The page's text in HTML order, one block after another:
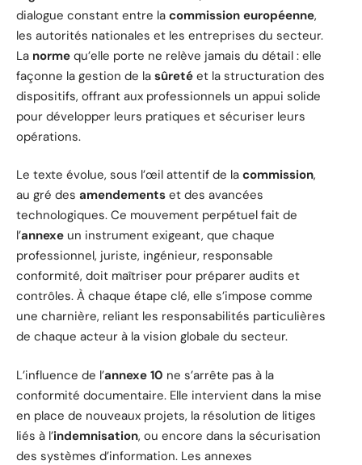
dialogue constant entre la commission européenne,
les autorités nationales et les entreprises du secteur.
La norme qu’elle porte ne relève jamais du détail : elle
façonne la gestion de la sûreté et la structuration des
dispositifs, offrant aux professionnels un appui solide
pour développer leurs pratiques et sécuriser leurs
opérations.
Le texte évolue, sous l’œil attentif de la commission,
au gré des amendements et des avancées
technologiques. Ce mouvement perpétuel fait de
l’annexe un instrument exigeant, que chaque
professionnel, juriste, ingénieur, responsable
conformité, doit maîtriser pour préparer audits et
contrôles. À chaque étape clé, elle s’impose comme
une charnière, reliant les responsabilités particulières
de chaque acteur à la vision globale du secteur.
L’influence de l’annexe 10 ne s’arrête pas à la
conformité documentaire. Elle intervient dans la mise
en place de nouveaux projets, la résolution de litiges
liés à l’indemnisation, ou encore dans la sécurisation
des systèmes d’information. Les annexes